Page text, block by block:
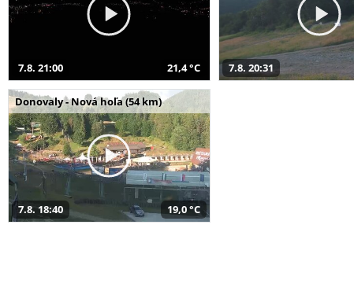
7.8. 21:00 21,4 °C 7.8. 20:31
Donovaly - Nová hoľa (54 km)
7.8. 18:40 19,0 °C